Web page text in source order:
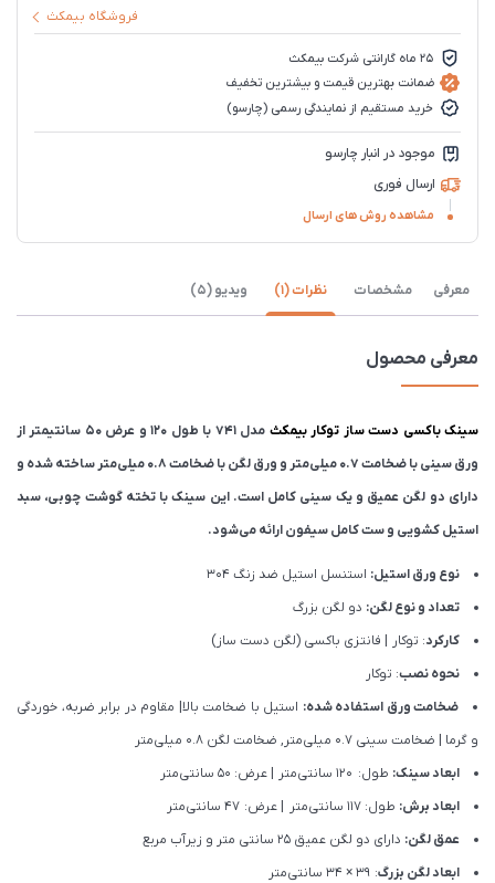
فروشگاه بیمکث
25 ماه گارانتی شرکت بیمکث
ضمانت بهترین قیمت و بیشترین تخفیف
خرید مستقیم از نمایندگی رسمی (چارسو)
موجود در انبار چارسو
ارسال فوری
مشاهده روش های ارسال
معرفی مشخصات نظرات (1) ویدیو (5)
معرفی محصول
سینک باکسی دست ساز توکار بیمکث
مدل 741 با طول 120 و عرض 50 سانتیمتر از
ورق سینی با ضخامت ۰.۷ میلی‌متر و ورق لگن با ضخامت ۰.۸ میلی‌متر ساخته شده و
دارای دو لگن عمیق و یک سینی کامل است. این سینک با تخته گوشت چوبی، سبد
استیل کشویی و ست کامل سیفون ارائه می‌شود.
نوع ورق استیل: استنسل استیل ضد زنگ 304
تعداد و نوع لگن: دو لگن بزرگ
کارکرد: توکار | فانتزی باکسی (لگن دست ساز)
نحوه نصب: توکار
ضخامت ورق استفاده شده: استیل با ضخامت بالا| مقاوم در برابر ضربه، خوردگی
و گرما | ضخامت سینی ۰.۷ میلی‌متر, ضخامت لگن ۰.۸ میلی‌متر
ابعاد سینک: طول: 120 سانتی‌متر | عرض: 50 سانتی‌متر
ابعاد برش: طول: 117 سانتی‌متر | عرض: 47 سانتی‌متر
عمق لگن: دارای دو لگن عمیق 25 سانتی متر و زیرآب مربع
ابعاد لگن بزرگ: ۳۹ × ۳۴ سانتی‌متر